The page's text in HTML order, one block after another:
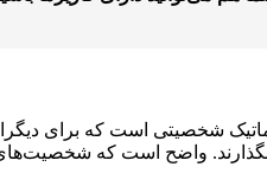
شخصیتی است که برای
بگذارند. واضح است که